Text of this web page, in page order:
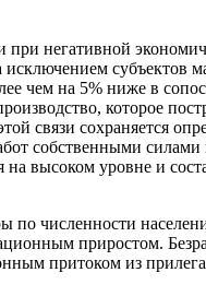
негативной
субъектов
чем на 5% ниже в
которое
связи сохраняется
собственными силами
на высоком уровне и
численности
приростом.
притоком из